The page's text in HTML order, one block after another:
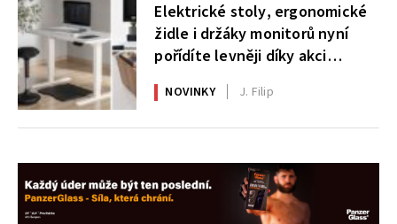
Elektrické stoly, ergonomické
židle i držáky monitorů nyní
pořídíte levněji díky akci
AlzaErgo
NOVINKY J. Filip